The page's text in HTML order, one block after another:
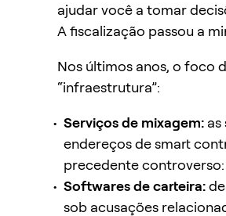
ajudar você a tomar
A fiscalização passou a
Nos últimos anos, o foco
“infraestrutura”:
Serviços de mixagem: as
endereços de smart
precedente
Softwares de carteira:
sob acusações